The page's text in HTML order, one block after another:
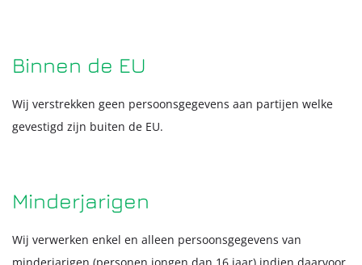
Binnen de EU
Wij verstrekken geen persoonsgegevens aan partijen welke
gevestigd zijn buiten de EU.
Minderjarigen
Wij verwerken enkel en alleen persoonsgegevens van